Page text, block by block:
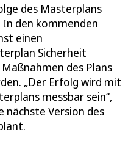
des Masterplans
In den kommenden
einen
Sicherheit
des Plans
„Der Erfolg wird mit
messbar sein“,
nächste Version des